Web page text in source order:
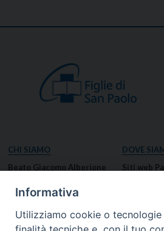
CHI SIAMO
Beato Giacomo Alberione
Venerabile Tecla Merlo
Missione Paolina
DOVE
Siti web
Notizie
Informativa
Utilizziamo cookie o tecnologie